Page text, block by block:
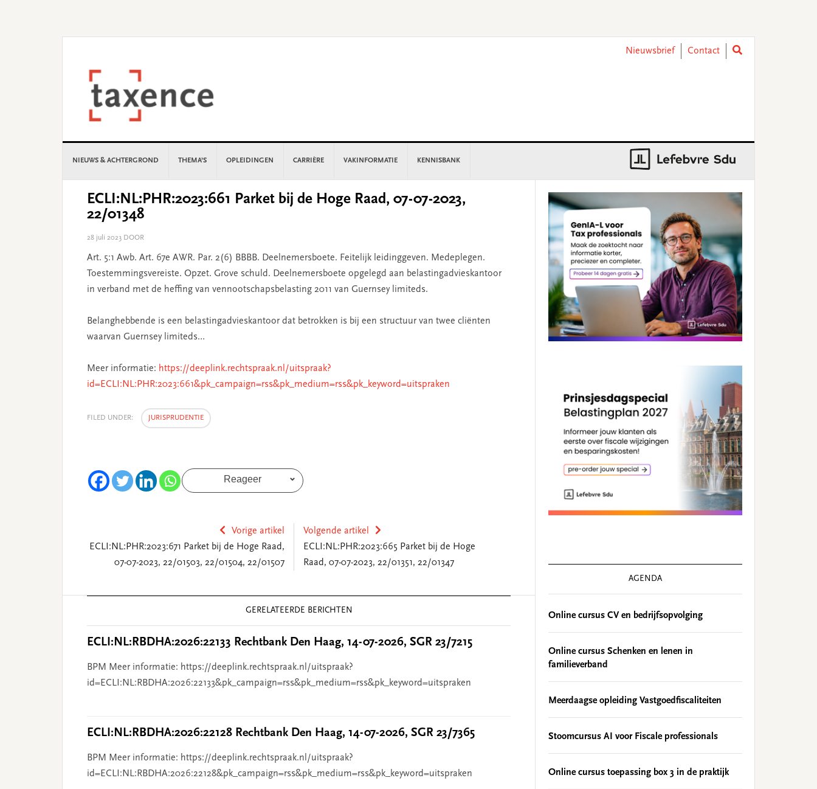
Nieuwsbrief
Contact
NIEUWS & ACHTERGROND THEMA’S OPLEIDINGEN CARRIÈRE VAKINFORMATIE KENNISBANK
ECLI:NL:PHR:2023:661 Parket bij de Hoge Raad, 07-07-2023,
22/01348
28 juli 2023 DOOR
Art. 5:1 Awb. Art. 67e AWR. Par. 2(6) BBBB. Deelnemersboete. Feitelijk leidinggeven. Medeplegen.
Toestemmingsvereiste. Opzet. Grove schuld. Deelnemersboete opgelegd aan belastingadvieskantoor
in verband met de heffing van vennootschapsbelasting 2011 van Guernsey limiteds.
Belanghebbende is een belastingadvieskantoor dat betrokken is bij een structuur van twee cliënten
waarvan Guernsey limiteds…
Meer informatie: https://deeplink.rechtspraak.nl/uitspraak?
id=ECLI:NL:PHR:2023:661&pk_campaign=rss&pk_medium=rss&pk_keyword=uitspraken
FILED UNDER: JURISPRUDENTIE
Reageer
Vorige artikel
ECLI:NL:PHR:2023:671 Parket bij de Hoge Raad,
07-07-2023, 22/01503, 22/01504, 22/01507
Volgende artikel
ECLI:NL:PHR:2023:665 Parket bij de Hoge
Raad, 07-07-2023, 22/01351, 22/01347
GERELATEERDE BERICHTEN
ECLI:NL:RBDHA:2026:22133 Rechtbank Den Haag, 14-07-2026, SGR 23/7215
BPM Meer informatie: https://deeplink.rechtspraak.nl/uitspraak?
id=ECLI:NL:RBDHA:2026:22133&pk_campaign=rss&pk_medium=rss&pk_keyword=uitspraken
ECLI:NL:RBDHA:2026:22128 Rechtbank Den Haag, 14-07-2026, SGR 23/7365
BPM Meer informatie: https://deeplink.rechtspraak.nl/uitspraak?
id=ECLI:NL:RBDHA:2026:22128&pk_campaign=rss&pk_medium=rss&pk_keyword=uitspraken
Sidebar
AGENDA
Online cursus CV en bedrijfsopvolging
Online cursus Schenken en lenen in
familieverband
Meerdaagse opleiding Vastgoedfiscaliteiten
Stoomcursus AI voor Fiscale professionals
Online cursus toepassing box 3 in de praktijk